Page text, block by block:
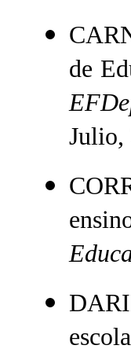
de
Julio,